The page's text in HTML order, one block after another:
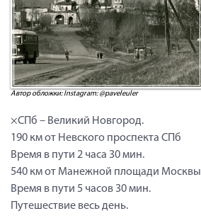
Автор обложки: Instagram: @paveleuler
×СПб – Великий Новгород.
190 км от Невского проспекта СПб
Время в пути 2 часа 30 мин.
540 км от Манежной площади Москвы
Время в пути 5 часов 30 мин.
Путешествие весь день.